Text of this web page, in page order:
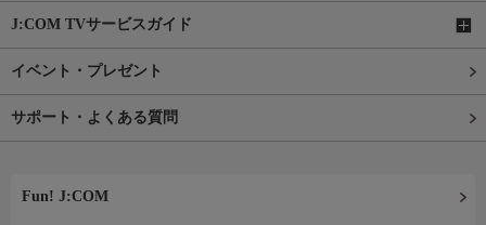
J:COM TVサービスガイド
イベント・プレゼント
サポート・よくある質問
Fun! J:COM